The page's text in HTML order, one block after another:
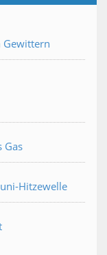
Gewittern
Gas
Hitzewelle